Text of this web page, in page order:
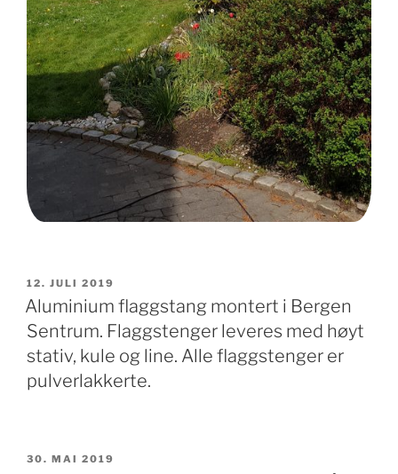
PUBLISERT
12. JULI 2019
Aluminium flaggstang montert i Bergen
Sentrum. Flaggstenger leveres med høyt
stativ, kule og line. Alle flaggstenger er
pulverlakkerte.
PUBLISERT
30. MAI 2019